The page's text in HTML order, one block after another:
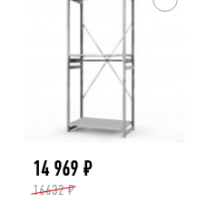
14 969 ₽
16632 ₽